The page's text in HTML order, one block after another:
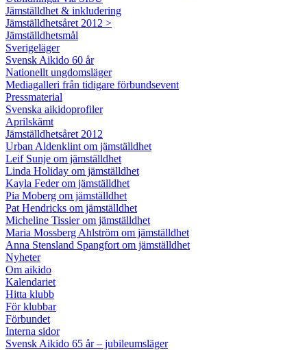
Jämställdhet & inkludering
Jämställdhetsåret 2012 >
Jämställdhetsmål
Sverigeläger
Svensk Aikido 60 år
Nationellt ungdomsläger
Mediagalleri från tidigare förbundsevent
Pressmaterial
Svenska aikidoprofiler
Aprilskämt
Jämställdhetsåret 2012
Urban Aldenklint om jämställdhet
Leif Sunje om jämställdhet
Linda Holiday om jämställdhet
Kayla Feder om jämställdhet
Pia Moberg om jämställdhet
Pat Hendricks om jämställdhet
Micheline Tissier om jämställdhet
Maria Mossberg Ahlström om jämställdhet
Anna Stensland Spangfort om jämställdhet
Nyheter
Om aikido
Kalendariet
Hitta klubb
För klubbar
Förbundet
Interna sidor
Svensk Aikido 65 år – jubileumsläger